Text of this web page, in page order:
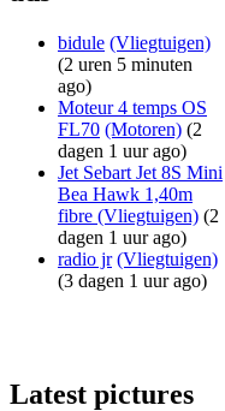
bidule (Vliegtuigen)
(2 uren 5 minuten
ago)
Moteur 4 temps OS
FL70 (Motoren) (2
dagen 1 uur ago)
Jet Sebart Jet 8S Mini
Bea Hawk 1,40m
fibre (Vliegtuigen) (2
dagen 1 uur ago)
radio jr (Vliegtuigen)
(3 dagen 1 uur ago)
Latest pictures